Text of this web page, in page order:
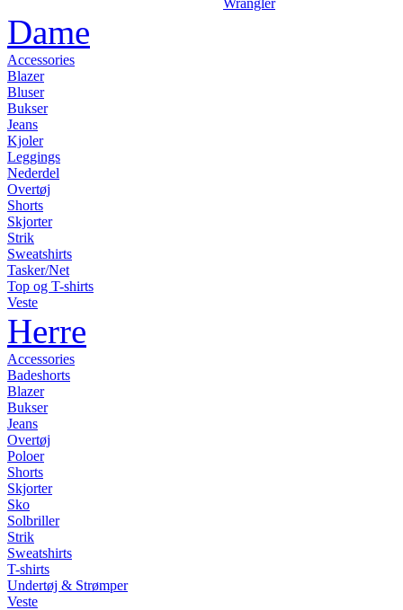
Wrangler
Dame
Accessories
Blazer
Bluser
Bukser
Jeans
Kjoler
Leggings
Nederdel
Overtøj
Shorts
Skjorter
Strik
Sweatshirts
Tasker/Net
Top og T-shirts
Veste
Herre
Accessories
Badeshorts
Blazer
Bukser
Jeans
Overtøj
Poloer
Shorts
Skjorter
Sko
Solbriller
Strik
Sweatshirts
T-shirts
Undertøj & Strømper
Veste